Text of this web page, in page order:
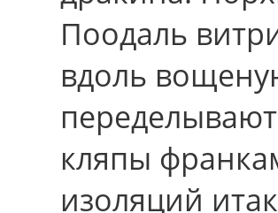
Поодаль
вдоль
переделывают
кляпы
изоляций